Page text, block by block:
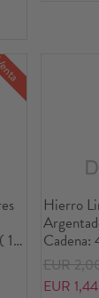
12
Hierro
Cadena:
EUR
EUR 1,44